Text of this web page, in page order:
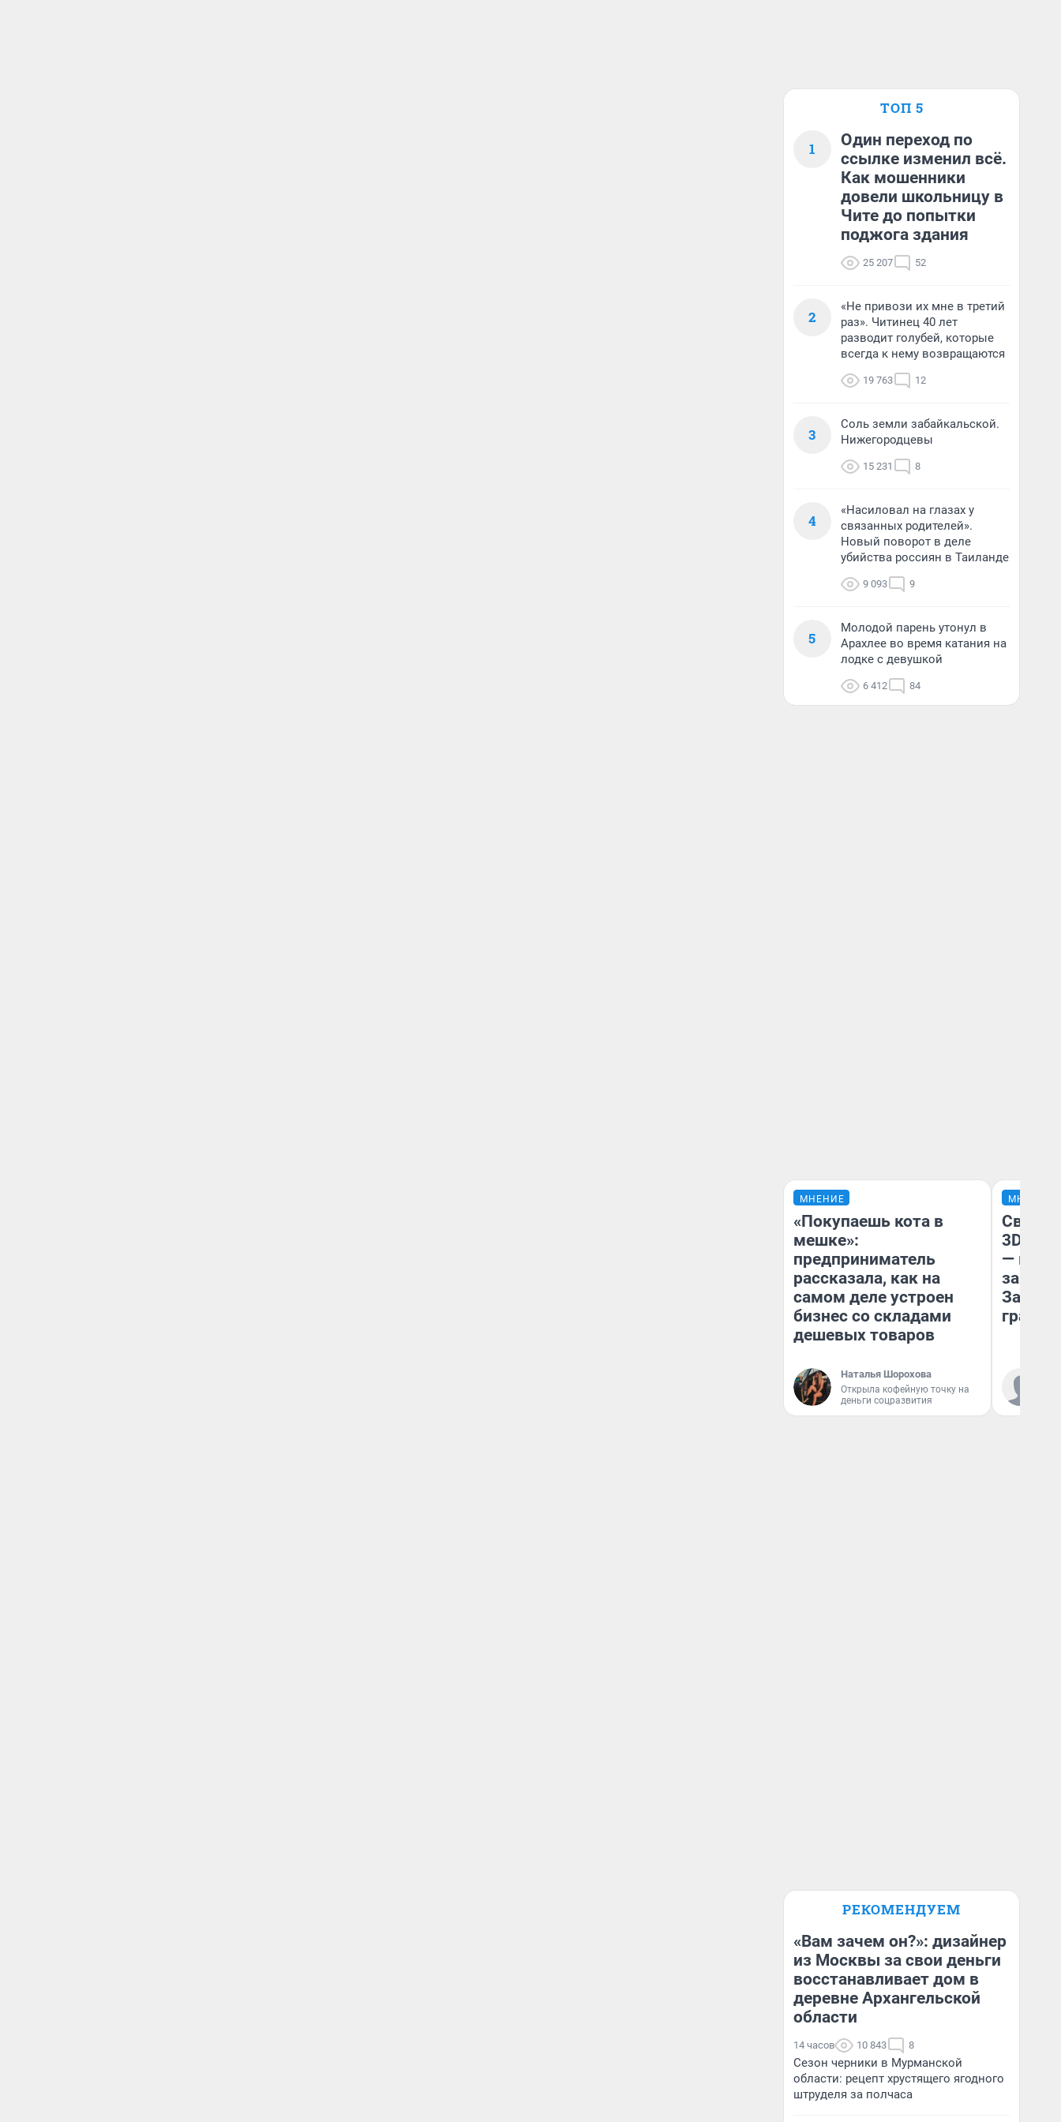
ТОП 5
1
Один переход по
ссылке изменил всё.
Как мошенники
довели школьницу в
Чите до попытки
поджога здания
25 207 52
2
«Не привози их мне в третий
раз». Читинец 40 лет
разводит голубей, которые
всегда к нему возвращаются
19 763 12
3
Соль земли забайкальской.
Нижегородцевы
15 231 8
4
«Насиловал на глазах у
связанных родителей».
Новый поворот в деле
убийства россиян в Таиланде
9 093 9
5
Молодой парень утонул в
Арахлее во время катания на
лодке с девушкой
6 412 84
МНЕНИЕ
«Покупаешь кота в
мешке»:
предприниматель
рассказала, как на
самом деле устроен
бизнес со складами
дешевых товаров
Наталья Шорохова
Открыла кофейную точку на
деньги соцразвития
МНЕНИЕ
— как
РЕКОМЕНДУЕМ
«Вам зачем он?»: дизайнер
из Москвы за свои деньги
восстанавливает дом в
деревне Архангельской
области
14 часов 10 843 8
Сезон черники в Мурманской
области: рецепт хрустящего ягодного
штруделя за полчаса